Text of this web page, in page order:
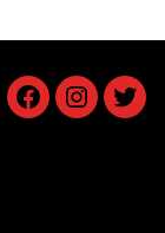
Facebook